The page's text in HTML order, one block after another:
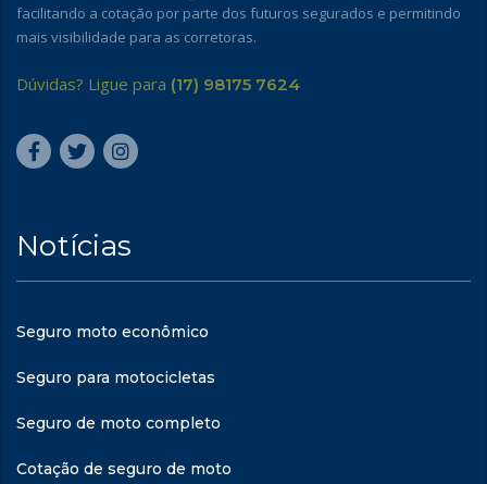
facilitando a cotação por parte dos futuros segurados e permitindo
mais visibilidade para as corretoras.
Dúvidas? Ligue para (17) 98175 7624
Notícias
Seguro moto econômico
Seguro para motocicletas
Seguro de moto completo
Cotação de seguro de moto